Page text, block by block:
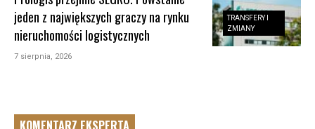
TRANSFERY I
ZMIANY
jeden z największych graczy na rynku
nieruchomości logistycznych
7 sierpnia, 2026
KOMENTARZ EKSPERTA